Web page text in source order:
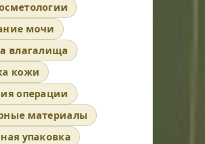
мочи
влагалища
кожи
операции
материалы
упаковка